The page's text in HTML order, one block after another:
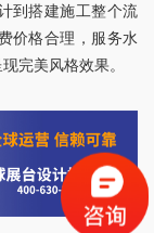
到搭建施工整个流
价格合理，服务水
完美风格效果。